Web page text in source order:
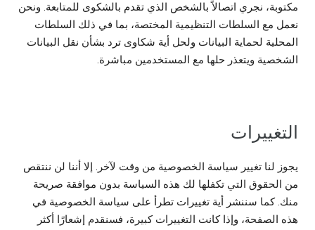
مكتوبة، نجري اتصالاً بالشخص الذي تقدم بالشكوى للمتابعة. ونحن
نعمل مع السلطات التنظيمية المختصة، بما في ذلك السلطات
المحلية لحماية البيانات ولحل أية شكاوى ترد بشأن نقل البيانات
الشخصية ويتعذر حلها مع المستخدمين مباشرة.
التغييرات
يجوز لنا تغيير سياسة الخصوصية من وقت لآخر. إلا أننا لن ننتقص
من الحقوق التي تكفلها لك هذه السياسة بدون موافقة صريحة
منك. كما سننشر أية تغييرات تطرأ على سياسة الخصوصية في
هذه الصفحة، وإذا كانت التغييرات كبيرة، فسنقدم إشعارًا أكثر